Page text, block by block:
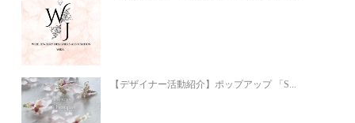
【デザイナー活動紹介】ポップアップ 「S...